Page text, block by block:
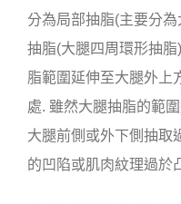
分為局部抽脂(主要分
抽脂(大腿四周環形抽
脂範圍延伸至大腿外上
處. 雖然大腿抽脂的範
大腿前側或外下側抽取
的凹陷或肌肉紋理過於